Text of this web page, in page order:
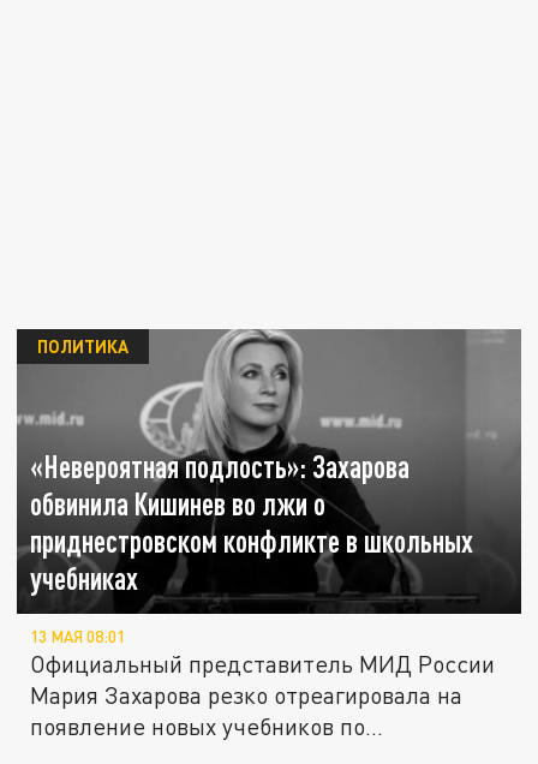
«Невероятная подлость»: Захарова
обвинила Кишинев во лжи о
приднестровском конфликте в школьных
учебниках
ПОЛИТИКА
13 МАЯ 08:01
Официальный представитель МИД России
Мария Захарова резко отреагировала на
появление новых учебников по...